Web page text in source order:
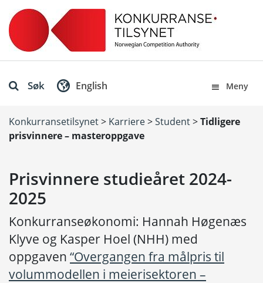
Søk Meny
English
Konkurransetilsynet> Karriere>Student>Tidligere
prisvinnere – masteroppgave
Prisvinnere studieåret 2024-
2025
Konkurranseøkonomi: Hannah Høgenæs
Klyve og Kasper Hoel (NHH) med
oppgaven “Overgangen fra målpris til
volummodellen i meierisektoren –